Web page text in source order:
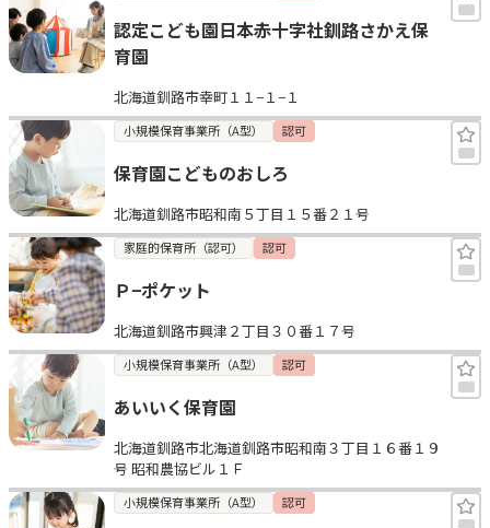
認定こども園日本赤十字社釧路さかえ保
育園
北海道釧路市幸町１１−１−１
小規模保育事業所（A型） 認可
保育園こどものおしろ
北海道釧路市昭和南５丁目１５番２１号
家庭的保育所（認可） 認可
Ｐ−ポケット
北海道釧路市興津２丁目３０番１７号
小規模保育事業所（A型） 認可
あいいく保育園
北海道釧路市北海道釧路市昭和南３丁目１６番１９
号 昭和農協ビル１Ｆ
小規模保育事業所（A型） 認可